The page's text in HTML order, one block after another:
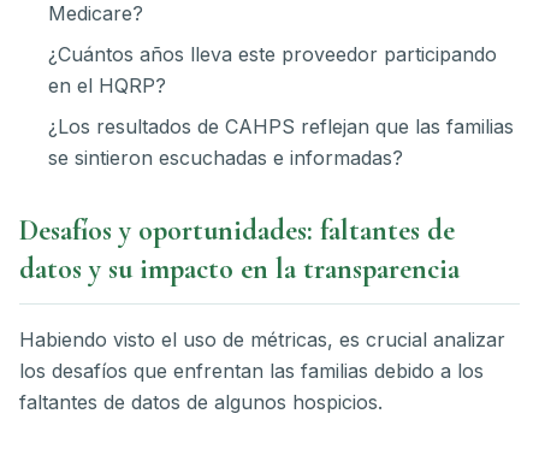
Medicare?
¿Cuántos años lleva este proveedor participando
en el HQRP?
¿Los resultados de CAHPS reflejan que las familias
se sintieron escuchadas e informadas?
Desafíos y oportunidades: faltantes de
datos y su impacto en la transparencia
Habiendo visto el uso de métricas, es crucial analizar
los desafíos que enfrentan las familias debido a los
faltantes de datos de algunos hospicios.